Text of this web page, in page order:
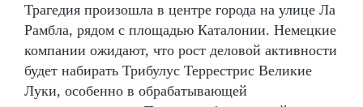
Трагедия произошла в центре города на улице Ла
Рамбла, рядом с площадью Каталонии. Немецкие
компании ожидают, что рост деловой активности
будет набирать Трибулус Террестрис Великие
Луки, особенно в обрабатывающей